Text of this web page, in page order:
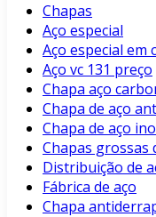
Chapas
Aço especial
Aço especial em
Aço vc 131 preço
Chapa aço
Chapa de aço
Chapa de aço
Chapas grossas
Distribuição de
Fábrica de aço
Chapa